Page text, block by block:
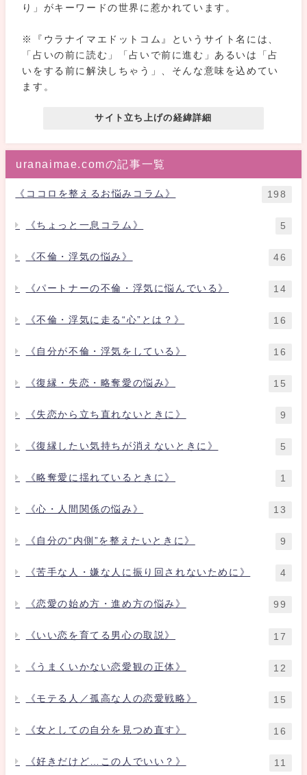
り」がキーワードの世界に惹かれています。
※『ウラナイマエドットコム』というサイト名には、
「占いの前に読む」「占いで前に進む」あるいは「占
いをする前に解決しちゃう」、そんな意味を込めてい
ます。
サイト立ち上げの経緯詳細
uranaimae.comの記事一覧
《ココロを整えるお悩みコラム》 198
《ちょっと一息コラム》 5
《不倫・浮気の悩み》 46
《パートナーの不倫・浮気に悩んでいる》 14
《不倫・浮気に走る“心”とは？》 16
《自分が不倫・浮気をしている》 16
《復縁・失恋・略奪愛の悩み》 15
《失恋から立ち直れないときに》 9
《復縁したい気持ちが消えないときに》 5
《略奪愛に揺れているときに》 1
《心・人間関係の悩み》 13
《自分の“内側”を整えたいときに》 9
《苦手な人・嫌な人に振り回されないために》 4
《恋愛の始め方・進め方の悩み》 99
《いい恋を育てる男心の取説》 17
《うまくいかない恋愛観の正体》 12
《モテる人／孤高な人の恋愛戦略》 15
《女としての自分を見つめ直す》 16
《好きだけど…この人でいい？》 11